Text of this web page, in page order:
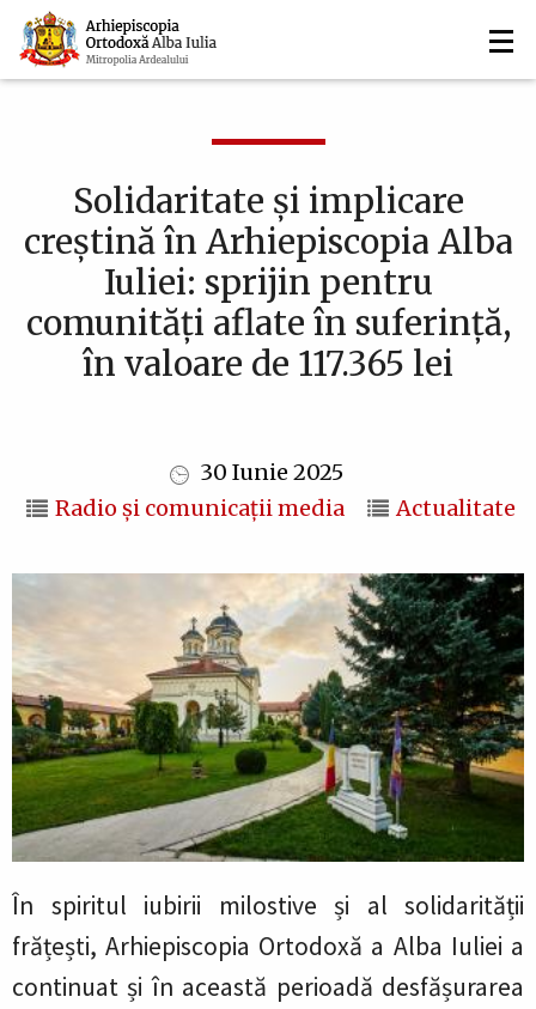
Mergi
la
conţinutul
Navigare
principală
Solidaritate și implicare
creștină în Arhiepiscopia Alba
Iuliei: sprijin pentru
comunități aflate în suferință,
în valoare de 117.365 lei
30 Iunie 2025
Radio și comunicații media
Actualitate
În spiritul iubirii milostive și al solidarității
frățești, Arhiepiscopia Ortodoxă a Alba Iuliei a
continuat și în această perioadă desfășurarea